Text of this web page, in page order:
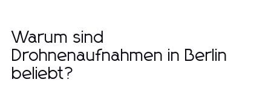
Warum sind
Drohnenaufnahmen in Berlin
beliebt?